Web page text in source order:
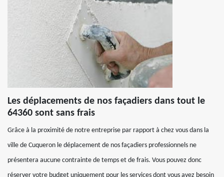
Les déplacements de nos façadiers dans tout le
64360 sont sans frais
Grâce à la proximité de notre entreprise par rapport à chez vous dans la
ville de Cuqueron le déplacement de nos façadiers professionnels ne
présentera aucune contrainte de temps et de frais. Vous pouvez donc
réserver votre budget uniquement pour les services dont vous avez besoin